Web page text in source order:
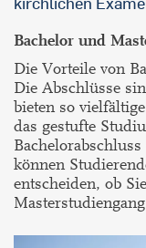
Bachelor und
Die Vorteile von
Die Abschlüsse
bieten so
das gestufte
können
entscheiden, ob